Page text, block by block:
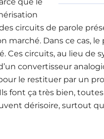
circuits de parole
marché. Dans ce cas,
Ces circuits, au lieu de
convertisseur
le restituer par un
font ça très bien,
dérisoire, surtout